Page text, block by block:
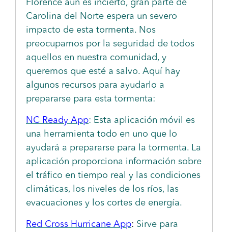
Florence aún es incierto, gran parte de
Carolina del Norte espera un severo
impacto de esta tormenta. Nos
preocupamos por la seguridad de todos
aquellos en nuestra comunidad, y
queremos que esté a salvo. Aquí hay
algunos recursos para ayudarlo a
prepararse para esta tormenta:
NC Ready App: Esta aplicación móvil es
una herramienta todo en uno que lo
ayudará a prepararse para la tormenta. La
aplicación proporciona información sobre
el tráfico en tiempo real y las condiciones
climáticas, los niveles de los ríos, las
evacuaciones y los cortes de energía.
Red Cross Hurricane App: Sirve para